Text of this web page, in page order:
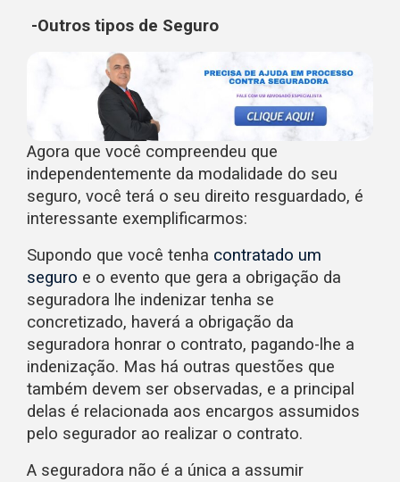
-Outros tipos de Seguro
Agora que você compreendeu que
independentemente da modalidade do seu
seguro, você terá o seu direito resguardado, é
interessante exemplificarmos:
Supondo que você tenha contratado um
seguro e o evento que gera a obrigação da
seguradora lhe indenizar tenha se
concretizado, haverá a obrigação da
seguradora honrar o contrato, pagando-lhe a
indenização. Mas há outras questões que
também devem ser observadas, e a principal
delas é relacionada aos encargos assumidos
pelo segurador ao realizar o contrato.
A seguradora não é a única a assumir